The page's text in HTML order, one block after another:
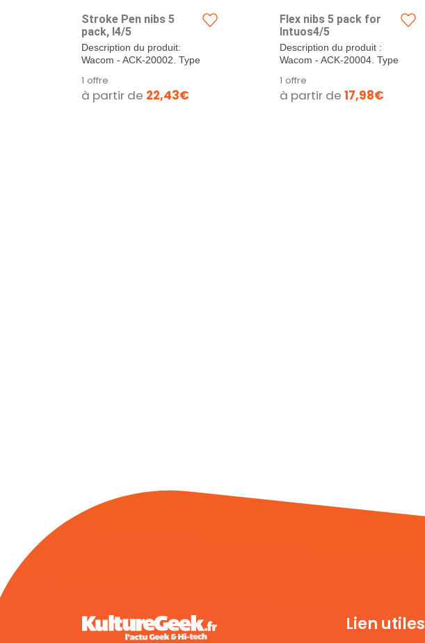
Stroke Pen nibs 5
pack, I4/5
Description du produit:
Wacom - ACK-20002. Type
1 offre
à partir de 22,43€
Flex nibs 5 pack for
Intuos4/5
Description du produit :
Wacom - ACK-20004. Type
1 offre
à partir de 17,98€
Lien utiles